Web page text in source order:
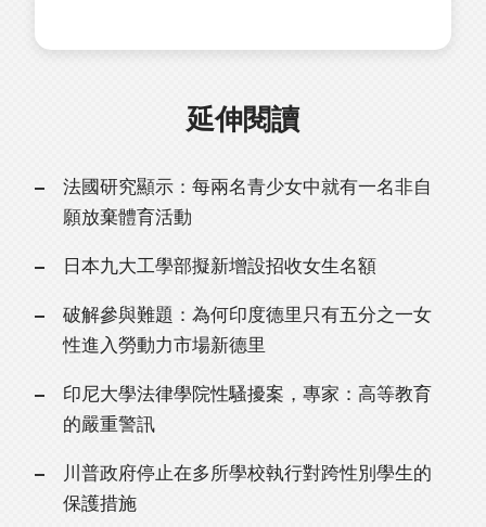
延伸閱讀
法國研究顯示：每兩名青少女中就有一名非自
願放棄體育活動
日本九大工學部擬新增設招收女生名額
破解參與難題：為何印度德里只有五分之一女
性進入勞動力市場新德里
印尼大學法律學院性騷擾案，專家：高等教育
的嚴重警訊
川普政府停止在多所學校執行對跨性別學生的
保護措施